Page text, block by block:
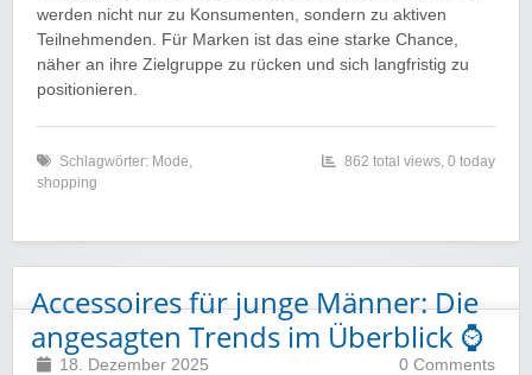
werden nicht nur zu Konsumenten, sondern zu aktiven
Teilnehmenden. Für Marken ist das eine starke Chance,
näher an ihre Zielgruppe zu rücken und sich langfristig zu
positionieren.
Schlagwörter: Mode,
shopping
862 total views, 0 today
Accessoires für junge Männer: Die
angesagten Trends im Überblick ⌚️
18. Dezember 2025
0 Comments